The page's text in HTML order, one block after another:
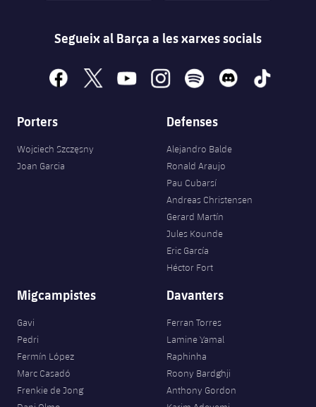
Segueix al Barça a les xarxes socials
facebook
x youtubeinstagramspotify discord tiktok
Porters
Wojciech Szczęsny
Joan Garcia
Defenses
Alejandro Balde
Ronald Araujo
Pau Cubarsí
Andreas Christensen
Gerard Martín
Jules Kounde
Eric García
Héctor Fort
Migcampistes
Gavi
Pedri
Fermín López
Marc Casadó
Frenkie de Jong
Davanters
Ferran Torres
Lamine Yamal
Raphinha
Roony Bardghji
Anthony Gordon